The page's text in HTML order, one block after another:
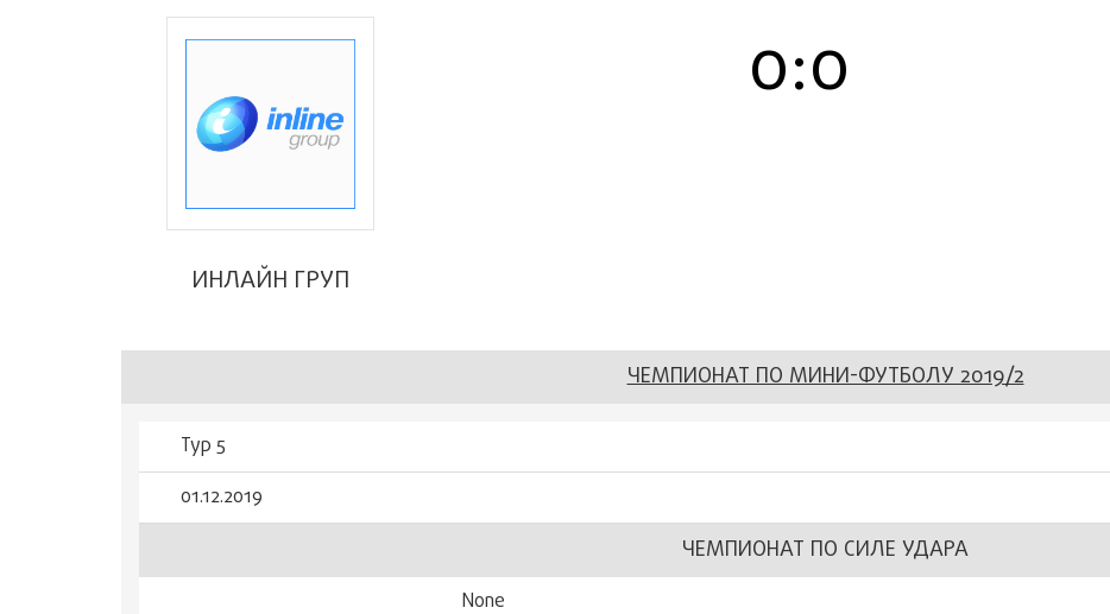
ИНЛАЙН ГРУП
0:0
ЧЕМПИОНАТ ПО МИНИ-ФУТБОЛУ 2019/2
Тур 5
01.12.2019
ЧЕМПИОНАТ ПО СИЛЕ УДАРА
None